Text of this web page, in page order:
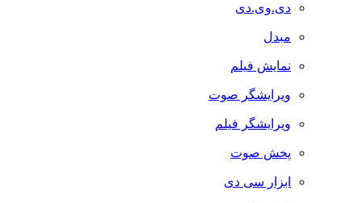
دی.وی.دی
مبدل
نمایش فیلم
ویرایشگر صوت
ویرایشگر فیلم
پخش صوت
ابزار سی دی